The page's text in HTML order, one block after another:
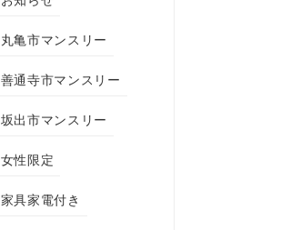
丸亀市マンスリー
善通寺市マンスリー
坂出市マンスリー
女性限定
家具家電付き